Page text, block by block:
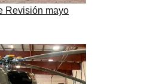
Revisión mayo